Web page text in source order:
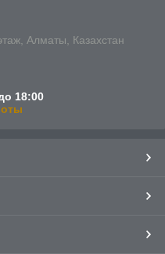
Алматы, Казахстан
18:00